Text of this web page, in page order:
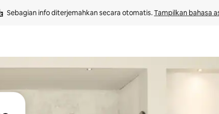
Sebagian info diterjemahkan secara otomatis. Tampilkan bahasa